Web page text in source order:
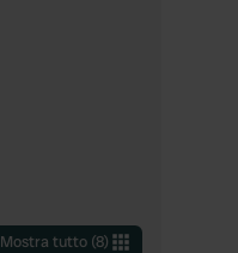
Mostra tutto (8)